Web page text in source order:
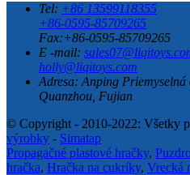
Tel: +86 13599118355
+86-0595-85709265
Fax:+86-0595-85709265
E -mail:
holly@liqitoys.com
Adresa: Anping Priemyselná
Quanzhou, Fujian
© Copyright - 2010-2022: Všetky
výrobky - Simatap
Propagačné plastové hračky,
hračka, Hračka na cukríky, Vrecká